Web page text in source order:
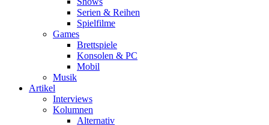
Serien & Reihen
Spielfilme
Games
Brettspiele
Konsolen & PC
Mobil
Musik
Artikel
Interviews
Kolumnen
Alternativ